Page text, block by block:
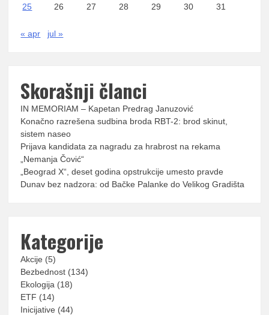
25
26 27 28 29 30 31
« apr jul »
Skorašnji članci
IN MEMORIAM – Kapetan Predrag Januzović
Konačno razrešena sudbina broda RBT-2: brod skinut,
sistem naseo
Prijava kandidata za nagradu za hrabrost na rekama
„Nemanja Čović“
„Beograd X“, deset godina opstrukcije umesto pravde
Dunav bez nadzora: od Bačke Palanke do Velikog Gradišta
Kategorije
Akcije (5)
Bezbednost (134)
Ekologija (18)
ETF (14)
Inicijative (44)